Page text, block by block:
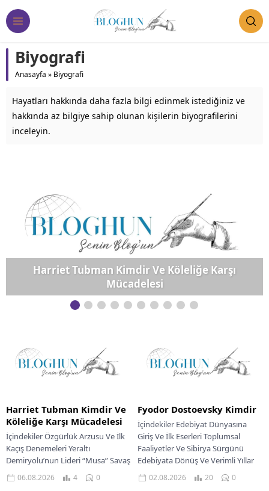
Biyografi
Anasayfa » Biyografi
Hayatları hakkında daha fazla bilgi edinmek istediğiniz ve
hakkında az bilgiye sahip olunan kişilerin biyografilerini
inceleyin.
Harriet Tubman Kimdir Ve Köleliğe Karşı
Mücadelesi
Harriet Tubman Kimdir Ve
Köleliğe Karşı Mücadelesi
İçindekiler Özgürlük Arzusu Ve İlk
Kaçış Denemeleri Yeraltı
Demiryolu’nun Lideri “Musa” Savaş
Zamanı Hizmetleri Ve Yeni
Görevleri Topluma Katkıları Ve...
06.08.2026 4 0
Fyodor Dostoevsky Kimdir
İçindekiler Edebiyat Dünyasına
Giriş Ve İlk Eserleri Toplumsal
Faaliyetler Ve Sibirya Sürgünü
Edebiyata Dönüş Ve Verimli Yıllar
Büyük Romanların Doğuşu...
02.08.2026 20 0